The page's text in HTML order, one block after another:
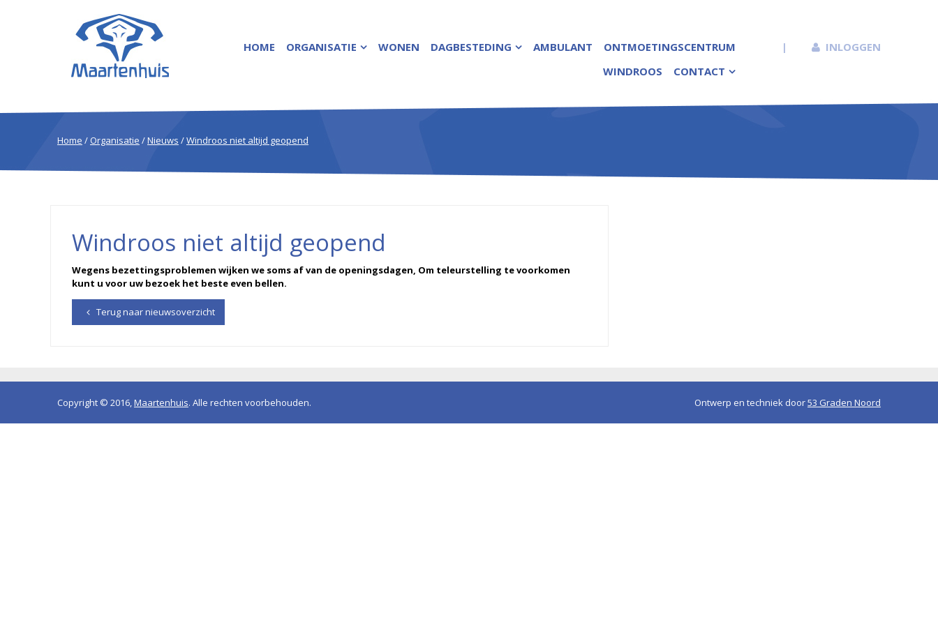
HOME ORGANISATIE WONEN DAGBESTEDING AMBULANT
ONTMOETINGSCENTRUM
WINDROOS
CONTACT
| INLOGGEN
Home / Organisatie /Nieuws /Windroos niet altijd geopend
Windroos niet altijd geopend
Wegens bezettingsproblemen wijken we soms af van de openingsdagen, Om teleurstelling te voorkomen
kunt u voor uw bezoek het beste even bellen.
Terug naar nieuwsoverzicht
Copyright © 2016, Maartenhuis. Alle rechten voorbehouden. Ontwerp en techniek door53 Graden Noord